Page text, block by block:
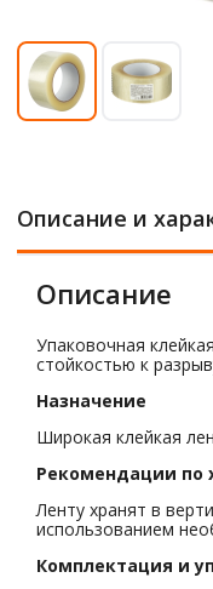
Описание и
Описание
Упаковочная
стойкостью к
Назначение
Широкая клейкая
Рекомендации по
Ленту хранят в
использованием
Комплектация и